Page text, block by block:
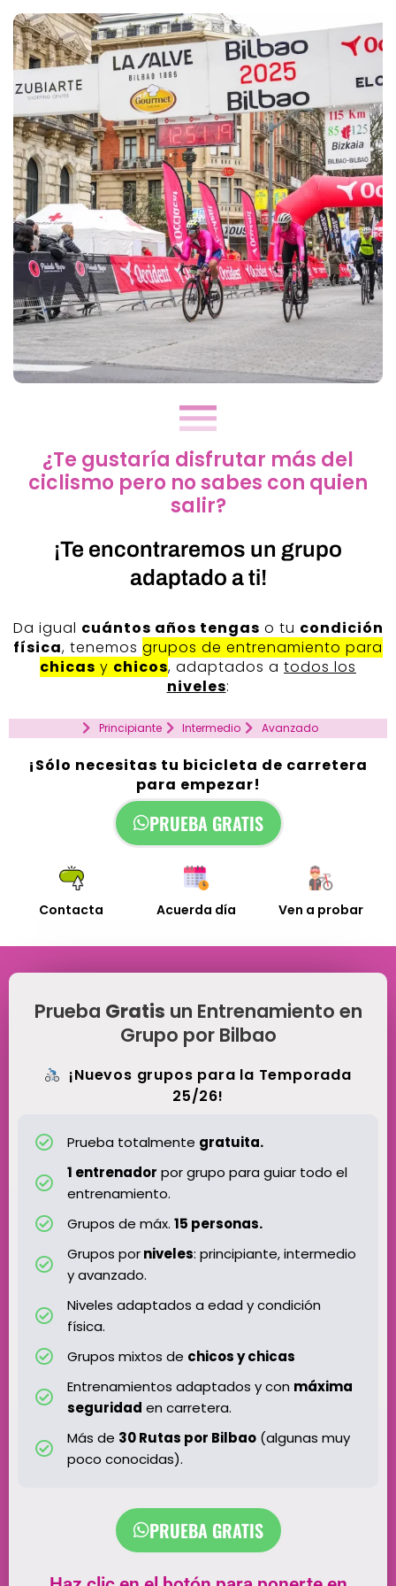
¿Te gustaría disfrutar más del
ciclismo pero no sabes con quien
salir?
¡Te encontraremos un grupo
adaptado a ti!
Da igual cuántos años tengas o tu condición
física, tenemos grupos de entrenamiento para
chicas y chicos, adaptados a todos los
niveles:
Principiante Intermedio Avanzado
¡Sólo necesitas tu bicicleta de carretera
para empezar!
PRUEBA GRATIS
Contacta Acuerda día Ven a probar
Prueba Gratis un Entrenamiento en
Grupo por Bilbao
¡Nuevos grupos para la Temporada
25/26!
Prueba totalmente gratuita.
1 entrenador por grupo para guiar todo el
entrenamiento.
Grupos de máx. 15 personas.
Grupos porniveles: principiante, intermedio
y avanzado.
Niveles adaptados a edad y condición
física.
Grupos mixtos de chicos y chicas
Entrenamientos adaptados y con máxima
seguridad en carretera.
Más de 30 Rutas por Bilbao (algunas muy
poco conocidas).
PRUEBA GRATIS